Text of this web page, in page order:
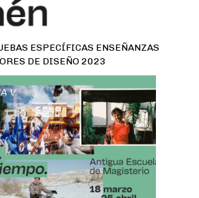
ESPECÍFICAS ENSEÑANZAS
DE DISEÑO 2023